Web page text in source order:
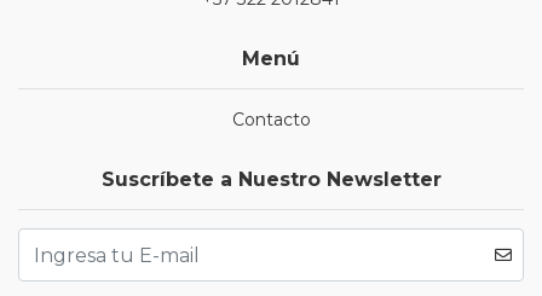
Menú
Contacto
Suscríbete a Nuestro Newsletter